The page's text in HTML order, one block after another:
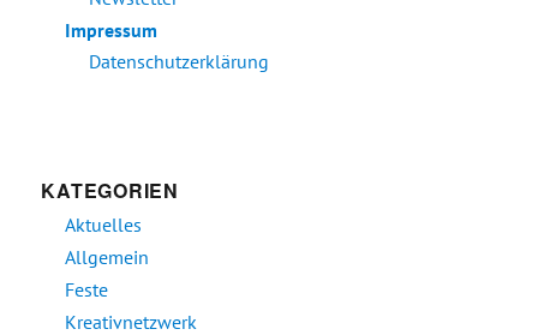
Impressum
Datenschutzerklärung
KATEGORIEN
Aktuelles
Allgemein
Feste
Kreativnetzwerk